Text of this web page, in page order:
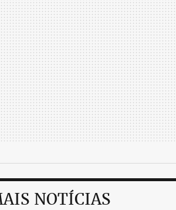
NOTÍCIAS